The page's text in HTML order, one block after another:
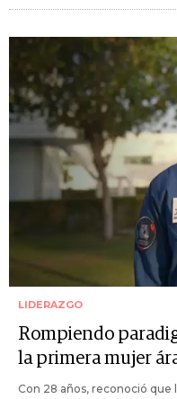
LIDERAZGO
Rompiendo
la primera mujer
Con 28 años, reconoció que